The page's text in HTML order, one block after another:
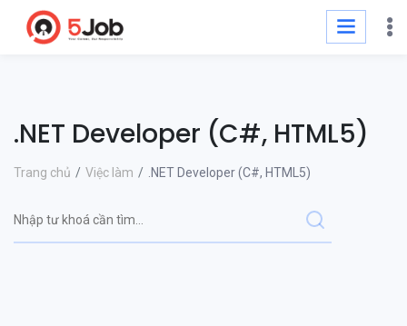
.NET Developer (C#, HTML5)
Trang chủ Việc làm .NET Developer (C#, HTML5)